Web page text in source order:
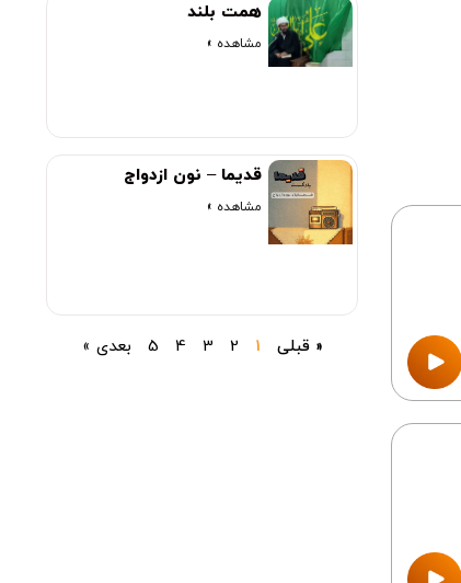
همت بلند
مشاهده »
قدیما – نون ازدواج
مشاهده »
« قبلی 1
2
3
4
5 بعدی »